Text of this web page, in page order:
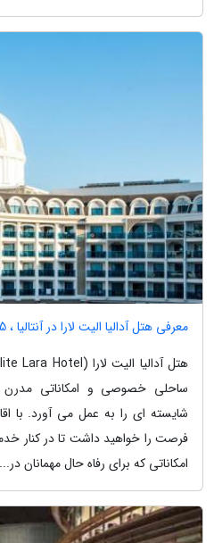
معرفی هتل آدالیا الیت لارا در آنتالیا ، 5 ستاره
ساحلی خصوصی و امکاناتی مدرن از
شایسته ای را به عمل می آورد. با
فرصت را خواهید داشت تا در کنار
امکاناتی که برای رفاه حال مهمانان در...